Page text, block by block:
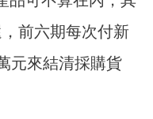
前六期每次付新
元來結清採購貨